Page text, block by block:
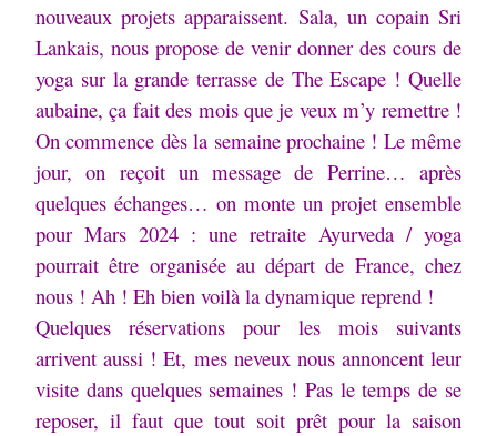
nouveaux projets apparaissent. Sala, un copain Sri
Lankais, nous propose de venir donner des cours de
yoga sur la grande terrasse de The Escape ! Quelle
aubaine, ça fait des mois que je veux m’y remettre !
On commence dès la semaine prochaine ! Le même
jour, on reçoit un message de Perrine… après
quelques échanges… on monte un projet ensemble
pour Mars 2024 : une retraite Ayurveda / yoga
pourrait être organisée au départ de France, chez
nous ! Ah ! Eh bien voilà la dynamique reprend !
Quelques réservations pour les mois suivants
arrivent aussi ! Et, mes neveux nous annoncent leur
visite dans quelques semaines ! Pas le temps de se
reposer, il faut que tout soit prêt pour la saison